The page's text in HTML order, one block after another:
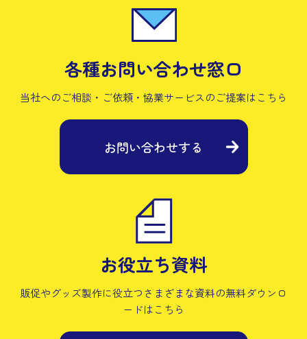
各種お問い合わせ窓口
当社へのご相談・ご依頼・協業サービスのご提案はこちら
お問い合わせする
お役立ち資料
販促やグッズ製作に役立つさまざまな資料の無料ダウンロ
ードはこちら